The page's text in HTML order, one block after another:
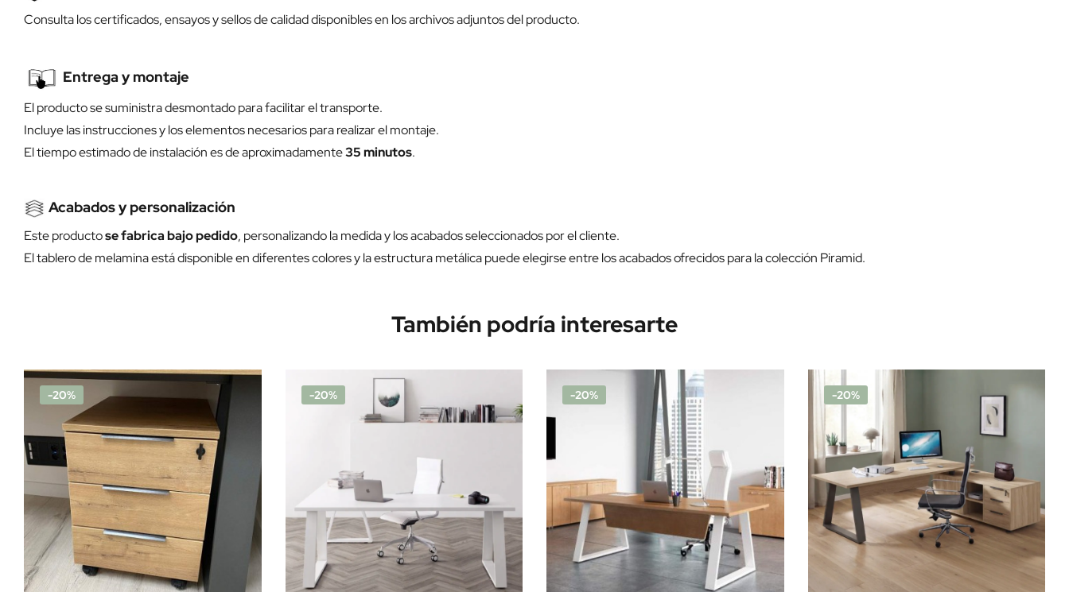
Consulta los certificados, ensayos y sellos de calidad disponibles en los archivos adjuntos del producto.
Entrega y montaje
El producto se suministra desmontado para facilitar el transporte.
Incluye las instrucciones y los elementos necesarios para realizar el montaje.
El tiempo estimado de instalación es de aproximadamente35 minutos.
Acabados y personalización
Este productose fabrica bajo pedido, personalizando la medida y los acabados seleccionados por el cliente.
El tablero de melamina está disponible en diferentes colores y la estructura metálica puede elegirse entre los acabados ofrecidos para la colección Piramid.
También podría interesarte
-20% -20% -20% -20%